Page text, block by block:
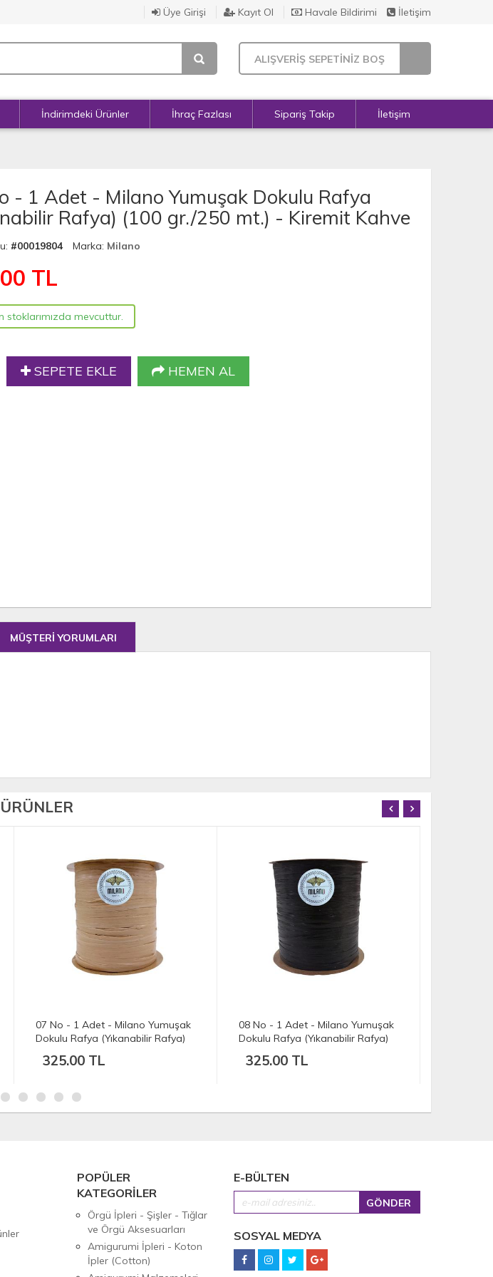
Üye Girişi Kayıt Ol Havale Bildirimi İletişim
ALIŞVERİŞ SEPETİNİZ BOŞ
İndirimdeki Ürünler İhraç Fazlası Sipariş Takip İletişim
- 1 Adet - Milano Yumuşak Dokulu Rafya
Rafya) (100 gr./250 mt.) - Kiremit Kahve
#00019804 Marka: Milano
TL
stoklarımızda mevcuttur.
SEPETE EKLE HEMEN AL
MÜŞTERİ YORUMLARI
- 1 Adet - Milano Yumuşak
Rafya (Yıkanabilir Rafya)
TL
08 No - 1 Adet - Milano Yumuşak
Dokulu Rafya (Yıkanabilir Rafya)
325.00 TL
36 No - 1 Adet -
Dokulu Rafya
POPÜLER
KATEGORİLER
Örgü İpleri - Şişler - Tığlar
ve Örgü Aksesuarları
Amigurumi İpleri - Koton
İpler (Cotton)
E-BÜLTEN
SOSYAL MEDYA